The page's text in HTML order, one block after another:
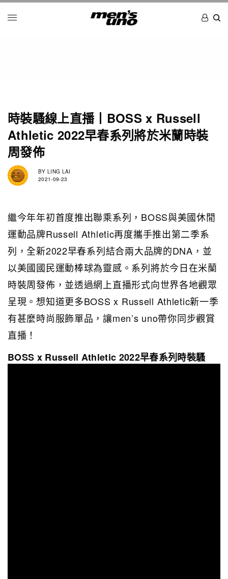
時裝騷線上直播丨BOSS x Russell
Athletic 2022早春系列將於米蘭時裝
周發佈
BY LING LAI
2021-09-23
繼今年年初首度推出聯乘系列，BOSS與美國休閒
運動品牌Russell Athletic再度攜手推出第二季系
列，全新2022早春系列結合兩大品牌的DNA，並
以美國國民運動棒球為靈感。系列將於今日在米蘭
時裝周發佈，並透過網上直播形式向世界各地觀眾
呈現。想知道更多BOSS x Russell Athletic新一季
有甚麼時尚服飾單品，讓men’s uno帶你同步觀賞
直播！
BOSS x Russell Athletic 2022早春系列時裝騷